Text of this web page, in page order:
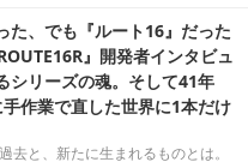
た、でも『ルート16』だった
』開発者インタビュ
シリーズの魂。そして41年
作業で直した世界に1本だけ
去と、新たに生まれるものとは。